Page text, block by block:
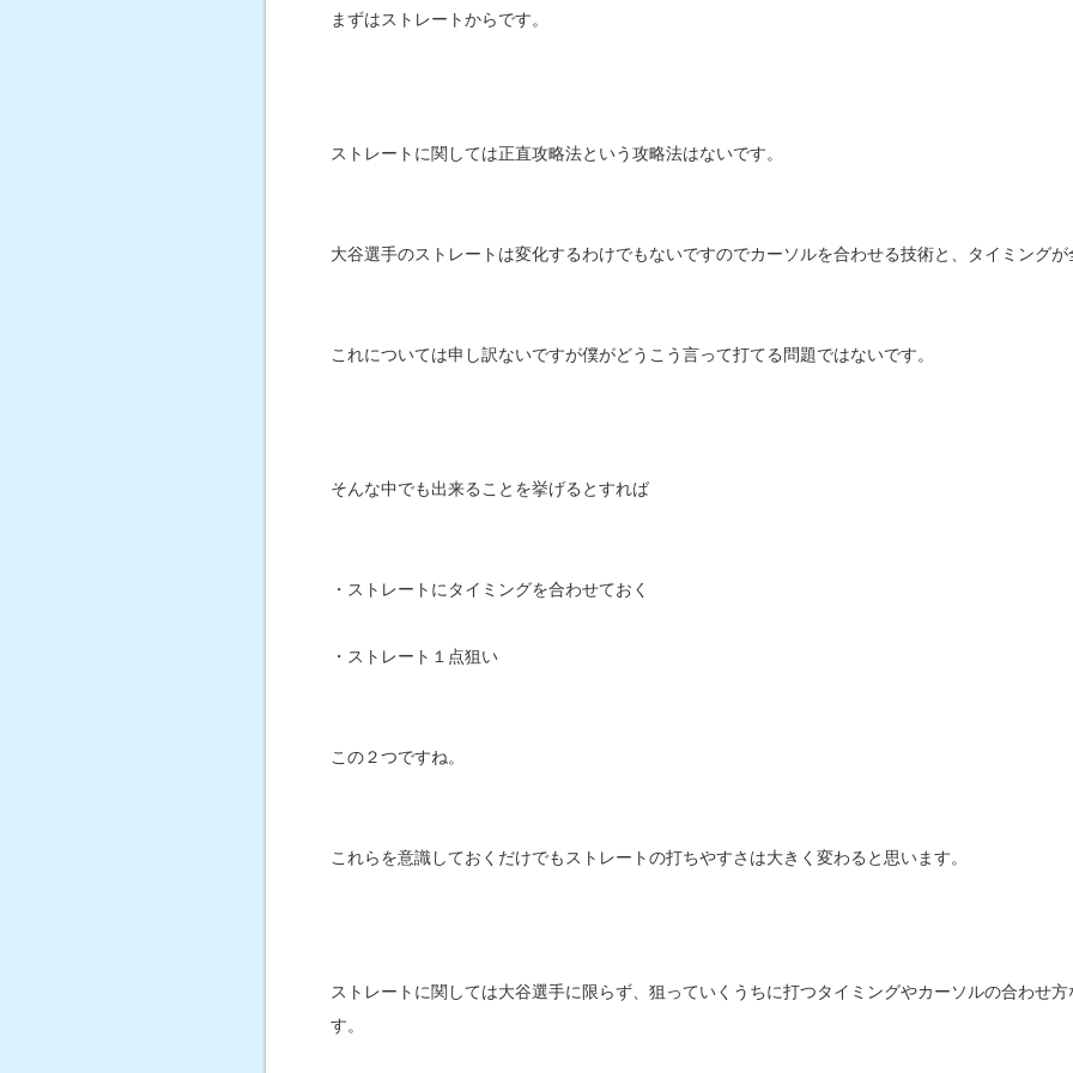
まずはストレートからです。
ストレートに関しては正直攻略法という攻略法はないです。
大谷選手のストレートは変化するわけでもないですのでカーソルを合わせる技術と、タイミングが
これについては申し訳ないですが僕がどうこう言って打てる問題ではないです。
そんな中でも出来ることを挙げるとすれば
・ストレートにタイミングを合わせておく
・ストレート１点狙い
この２つですね。
これらを意識しておくだけでもストレートの打ちやすさは大きく変わると思います。
ストレートに関しては大谷選手に限らず、狙っていくうちに打つタイミングやカーソルの合わせ
す。